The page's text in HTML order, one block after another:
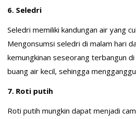
6. Seledri
Seledri memiliki kandungan air yang
Mengonsumsi seledri di malam hari
kemungkinan seseorang terbangun
buang air kecil, sehingga
7. Roti putih
Roti putih mungkin dapat menjadi